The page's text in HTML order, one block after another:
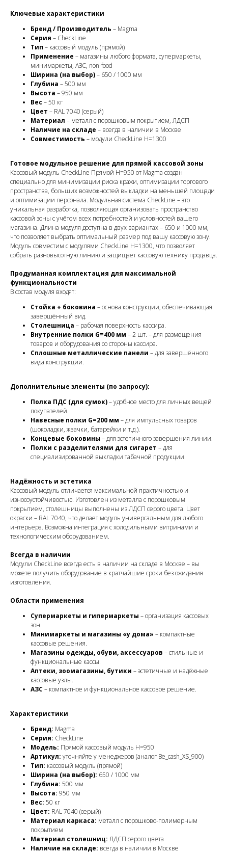
Ключевые характеристики
Бренд / Производитель – Magma
Серия – CheckLine
Тип – кассовый модуль (прямой)
Применение – магазины любого формата, супермаркеты,
минимаркеты, АЗС, non-food
Ширина (на выбор)– 650 / 1000 мм
Глубина – 500 мм
Высота – 950 мм
Вес – 50 кг
Цвет – RAL 7040 (серый)
Материал – металл с порошковым покрытием, ЛДСП
Наличие на складе – всегда в наличии в Москве
Совместимость – модули CheckLine H=1300
Готовое модульное решение для прямой кассовой зоны
Кассовый модуль CheckLine Прямой H=950 от Magma создан
специально для минимизации риска кражи, оптимизации торгового
пространства, больших возможностей выкладки на меньшей площади
и оптимизации персонала. Модульная система CheckLine – это
уникальная разработка, позволяющая организовать пространство
кассовой зоны с учётом всех потребностей и условностей вашего
магазина. Длина модуля доступна в двух вариантах – 650 и 1000 мм,
что позволяет выбрать оптимальный размер под вашу кассовую зону.
Модуль совместим с модулями CheckLine H=1300, что позволяет
собрать разновысотную линию и защищает кассовую технику продавца.
Продуманная комплектация для максимальной
функциональности
В состав модуля входят:
Стойка + боковина – основа конструкции, обеспечивающая
завершённый вид.
Столешница – рабочая поверхность кассира.
Внутренние полки G=400 мм – 2 шт. – для размещения
товаров и оборудования со стороны кассира.
Сплошные металлические панели – для завершённого
вида конструкции.
Дополнительные элементы (по запросу):
Полка ПДС (для сумок)– удобное место для личных вещей
покупателей.
Навесные полки G=200 мм – для импульсных товаров
(шоколадки, жвачки, батарейки и т.д.).
Концевые боковины – для эстетичного завершения линии.
Полки с разделителями для сигарет – для
специализированной выкладки табачной продукции.
Надёжность и эстетика
Кассовый модуль отличается максимальной практичностью и
износоустойчивостью. Изготовлен из металла с порошковым
покрытием, столешницы выполнены из ЛДСП серого цвета. Цвет
окраски – RAL 7040, что делает модуль универсальным для любого
интерьера. Возможна интеграция с холодильными витринами и
технологическим оборудованием.
Всегда в наличии
Модули CheckLine всегда есть в наличии на складе в Москве – вы
можете получить оборудование в кратчайшие сроки без ожидания
изготовления.
Области применения
Супермаркеты и гипермаркеты – организация кассовых
зон.
Минимаркеты и магазины «у дома» – компактные
кассовые решения.
Магазины одежды, обуви, аксессуаров – стильные и
функциональные кассы.
Аптеки, зоомагазины, бутики – эстетичные и надёжные
кассовые узлы.
АЗС– компактное и функциональное кассовое решение.
Характеристики
Бренд: Magma
Серия: CheckLine
Модель: Прямой кассовый модуль H=950
Артикул: уточняйте у менеджеров (аналог Be_cash_XS_900)
Тип: кассовый модуль (прямой)
Ширина (на выбор): 650 / 1000 мм
Глубина: 500 мм
Высота: 950 мм
Вес: 50 кг
Цвет: RAL 7040 (серый)
Материал каркаса: металл с порошково-полимерным
покрытием
Материал столешниц:ЛДСП серого цвета
Наличие на складе: всегда в наличии в Москве